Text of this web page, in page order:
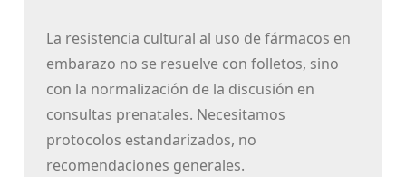
La resistencia cultural al uso de fármacos en
embarazo no se resuelve con folletos, sino
con la normalización de la discusión en
consultas prenatales. Necesitamos
protocolos estandarizados, no
recomendaciones generales.